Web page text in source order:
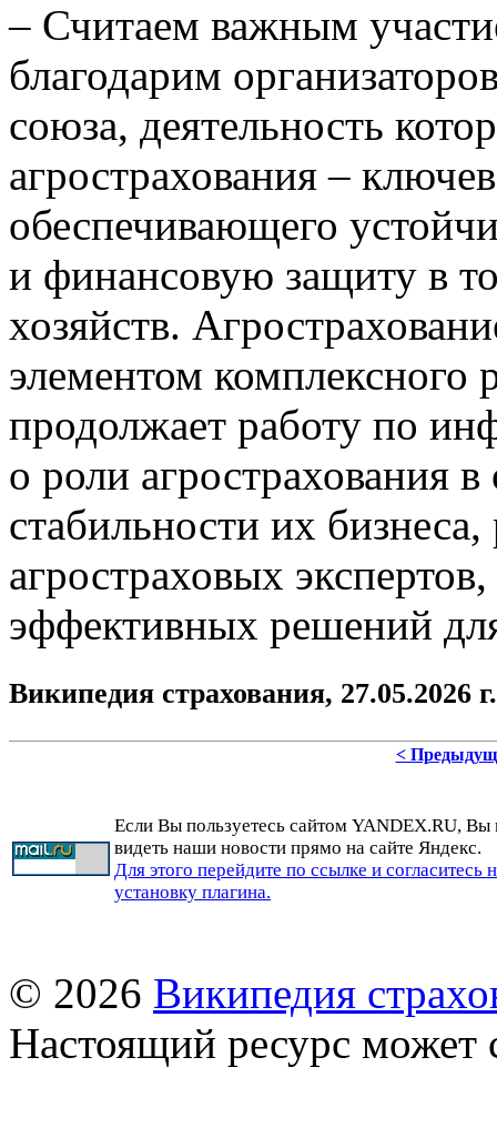
– Считаем важным
благодарим
союза, деятельность
агрострахования –
обеспечивающего
и финансовую защиту в
хозяйств.
элементом
продолжает работу по
о роли агрострахования
стабильности их
агростраховых
эффективных решений
Википедия страхования, 27.05.2026 г.
<
Если Вы пользуетесь сайтом YANDEX.RU, Вы
видеть наши новости прямо на сайте Яндекс.
Для этого перейдите по ссылке и согласитесь
установку плагина.
© 2026 Википедия
Настоящий ресурс может